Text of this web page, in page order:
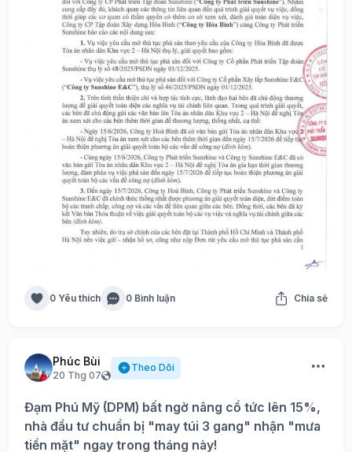
0 Yêu thích 0 Bình luận Chia sẻ
Phúc Bùi
20 Thg 07
Theo Dõi
Đạm Phú Mỹ (DPM) bất ngờ nâng cổ tức lên 15%,
nhà đầu tư chuẩn bị "may túi 3 gang" nhận "mưa
tiền mặt" ngay trong tháng này!